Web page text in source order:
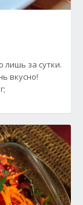
лишь за сутки.
вкусно!